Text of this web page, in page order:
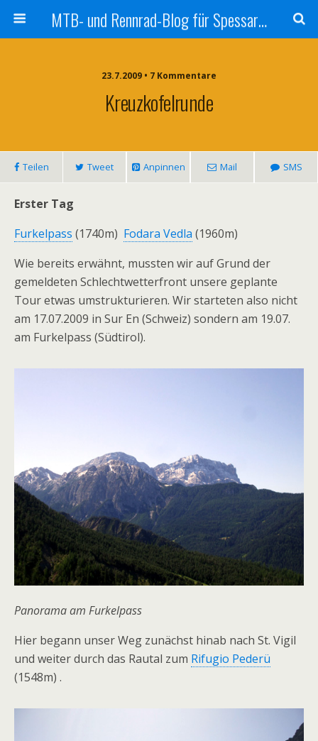
MTB- und Rennrad-Blog für Spessart und Umgebung
23.7.2009 • 7 Kommentare
Kreuzkofelrunde
Teilen Tweet Anpinnen Mail SMS
Erster Tag
Furkelpass (1740m)  Fodara Vedla (1960m)
Wie bereits erwähnt, mussten wir auf Grund der
gemeldeten Schlechtwetterfront unsere geplante
Tour etwas umstrukturieren. Wir starteten also nicht
am 17.07.2009 in Sur En (Schweiz) sondern am 19.07.
am Furkelpass (Südtirol).
Panorama am Furkelpass
Hier begann unser Weg zunächst hinab nach St. Vigil
und weiter durch das Rautal zum Rifugio Pederü
(1548m) .